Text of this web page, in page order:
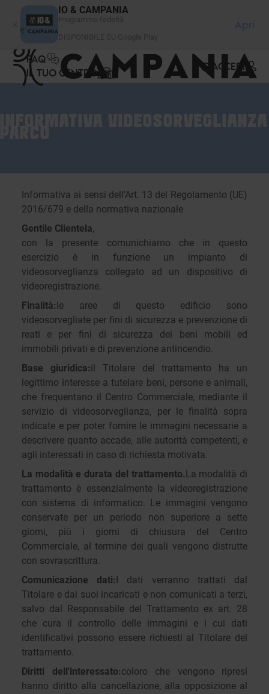
IO & CAMPANIA
Apri
FAQ
IL TUO CENTRO
ACCEDI
Informativa ai sensi dell’Art. 13 del Regolamento (UE)
2016/679 e della normativa nazionale
Gentile Clientela,
con la presente comunichiamo che in questo
esercizio è in funzione un impianto di
videosorveglianza collegato ad un dispositivo di
videoregistrazione.
Finalità:le aree di questo edificio sono
videosorvegliate per fini di sicurezza e prevenzione di
reati e per fini di sicurezza dei beni mobili ed
immobili privati e di prevenzione antincendio.
Base giuridica:il Titolare del trattamento ha un
legittimo interesse a tutelare beni, persone e animali,
che frequentano il Centro Commerciale, mediante il
servizio di videosorveglianza, per le finalità sopra
indicate e per poter fornire le immagini necessarie a
descrivere quanto accade, alle autorità competenti, e
agli interessati in caso di richiesta motivata.
La modalità e durata del trattamento.La modalità di
trattamento è essenzialmente la videoregistrazione
con sistema di informatico. Le immagini vengono
conservate per un periodo non superiore a sette
giorni, più i giorni di chiusura del Centro
Commerciale, al termine dei quali vengono distrutte
con sovrascrittura.
Comunicazione dati: I dati verranno trattati dal
Titolare e dai suoi incaricati e non comunicati a terzi,
salvo dal Responsabile del Trattamento ex art. 28
che cura il controllo delle immagini e i cui dati
identificativi possono essere richiesti al Titolare del
trattamento.
Diritti dell'interessato:coloro che vengono ripresi
hanno diritto alla cancellazione, alla opposizione al
Pannello di gestione dei cookies